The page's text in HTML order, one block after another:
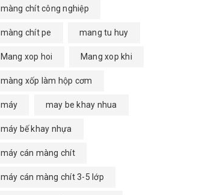
màng chít công nghiệp
màng chít pe mang tu huy
Mang xop hoi Mang xop khi
màng xốp làm hộp cơm
máy may be khay nhua
máy bế khay nhựa
máy cán màng chít
máy cán màng chít 3-5 lớp